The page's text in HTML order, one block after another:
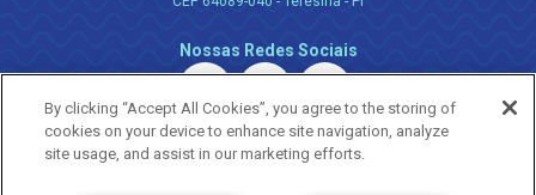
Nossas Redes Sociais
By clicking “Accept All Cookies”, you agree to the storing of
cookies on your device to enhance site navigation, analyze
site usage, and assist in our marketing efforts.